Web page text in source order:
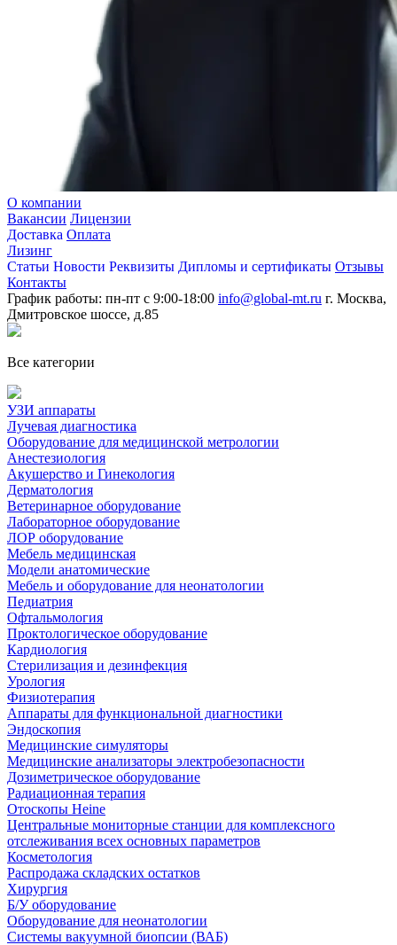
О компании
Вакансии Лицензии
Доставка Оплата
Лизинг
Статьи Новости Реквизиты Дипломы и сертификаты Отзывы
Контакты
График работы: пн-пт с 9:00-18:00 info@global-mt.ru г. Москва,
Дмитровское шоссе, д.85
Все категории
УЗИ аппараты
Лучевая диагностика
Оборудование для медицинской метрологии
Анестезиология
Акушерство и Гинекология
Дерматология
Ветеринарное оборудование
Лабораторное оборудование
ЛОР оборудование
Мебель медицинская
Модели анатомические
Мебель и оборудование для неонатологии
Педиатрия
Офтальмология
Проктологическое оборудование
Кардиология
Стерилизация и дезинфекция
Урология
Физиотерапия
Аппараты для функциональной диагностики
Эндоскопия
Медицинские симуляторы
Медицинские анализаторы электробезопасности
Дозиметрическое оборудование
Радиационная терапия
Отоскопы Heine
Центральные мониторные станции для комплексного
отслеживания всех основных параметров
Косметология
Распродажа складских остатков
Хирургия
Б/У оборудование
Оборудование для неонатологии
Системы вакуумной биопсии (ВАБ)